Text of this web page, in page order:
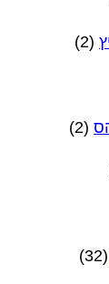
(2)
(2)
(32)